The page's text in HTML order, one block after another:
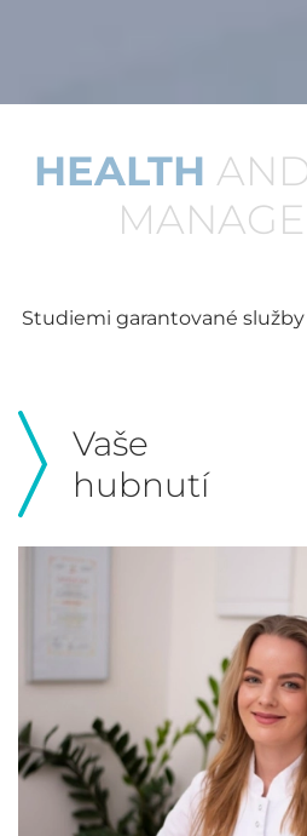
HEALTH
Studiemi garantované
Vaše
hubnutí